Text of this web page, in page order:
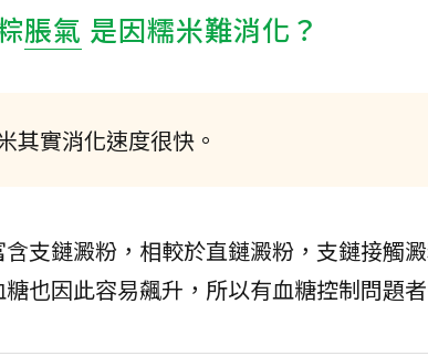
脹氣 是因糯米難消化？
其實消化速度很快。
含支鏈澱粉，相較於直鏈澱粉，支鏈接觸
也因此容易飆升，所以有血糖控制問題